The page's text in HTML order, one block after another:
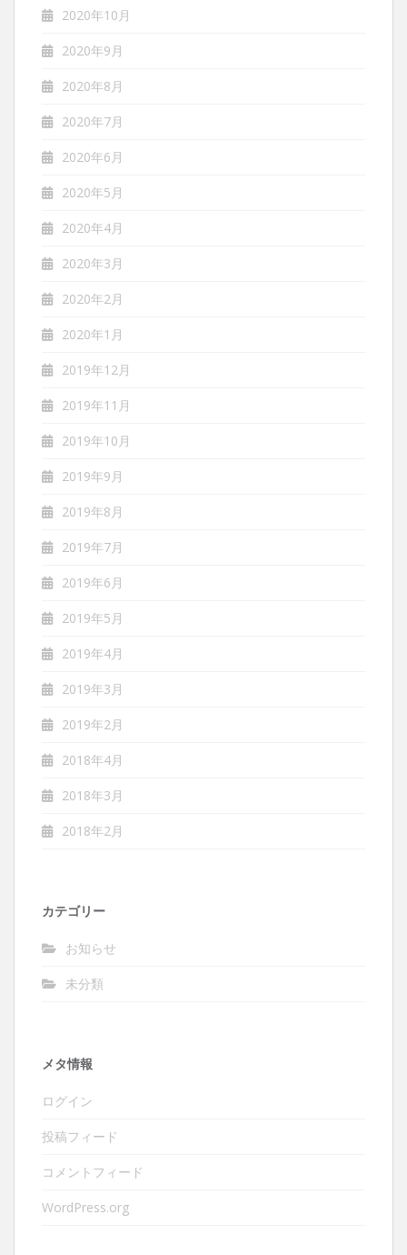
2020年10月
2020年9月
2020年8月
2020年7月
2020年6月
2020年5月
2020年4月
2020年3月
2020年2月
2020年1月
2019年12月
2019年11月
2019年10月
2019年9月
2019年8月
2019年7月
2019年6月
2019年5月
2019年4月
2019年3月
2019年2月
2018年4月
2018年3月
2018年2月
カテゴリー
お知らせ
未分類
メタ情報
ログイン
投稿フィード
コメントフィード
WordPress.org